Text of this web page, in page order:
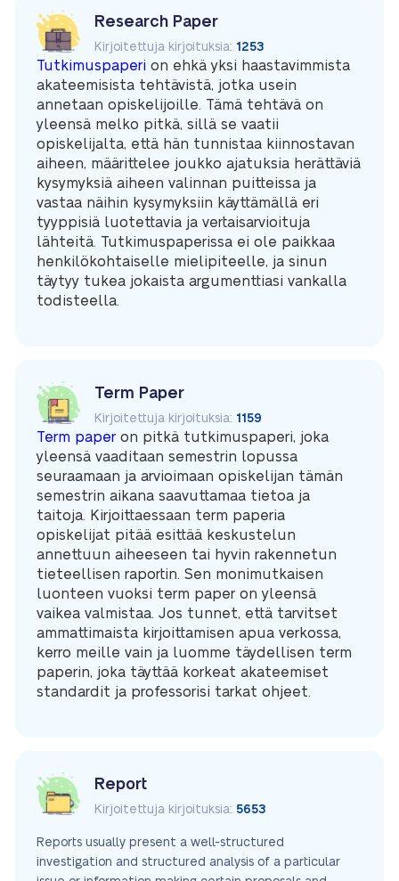
Research Paper
Kirjoitettuja kirjoituksia: 1253
Tutkimuspaperi on ehkä yksi haastavimmista
akateemisista tehtävistä, jotka usein
annetaan opiskelijoille. Tämä tehtävä on
yleensä melko pitkä, sillä se vaatii
opiskelijalta, että hän tunnistaa kiinnostavan
aiheen, määrittelee joukko ajatuksia herättäviä
kysymyksiä aiheen valinnan puitteissa ja
vastaa näihin kysymyksiin käyttämällä eri
tyyppisiä luotettavia ja vertaisarvioituja
lähteitä. Tutkimuspaperissa ei ole paikkaa
henkilökohtaiselle mielipiteelle, ja sinun
täytyy tukea jokaista argumenttiasi vankalla
todisteella.
Term Paper
Kirjoitettuja kirjoituksia: 1159
Term paper on pitkä tutkimuspaperi, joka
yleensä vaaditaan semestrin lopussa
seuraamaan ja arvioimaan opiskelijan tämän
semestrin aikana saavuttamaa tietoa ja
taitoja. Kirjoittaessaan term paperia
opiskelijat pitää esittää keskustelun
annettuun aiheeseen tai hyvin rakennetun
tieteellisen raportin. Sen monimutkaisen
luonteen vuoksi term paper on yleensä
vaikea valmistaa. Jos tunnet, että tarvitset
ammattimaista kirjoittamisen apua verkossa,
kerro meille vain ja luomme täydellisen term
paperin, joka täyttää korkeat akateemiset
standardit ja professorisi tarkat ohjeet.
Report
Kirjoitettuja kirjoituksia: 5653
Reports usually present a well-structured
investigation and structured analysis of a particular